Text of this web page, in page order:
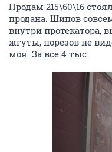
Продам 215\60\16
продана. Шипов
внутри протекатора,
жгуты, порезов не
моя. За все 4 тыс.